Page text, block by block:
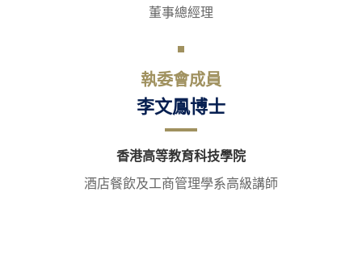
董事總經理
執委會成員
李文鳳博士
香港高等教育科技學院
酒店餐飲及工商管理學系高級講師